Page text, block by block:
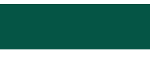
lähteen vaarantamiskiellosta poikkeamiseen, Riihimäki